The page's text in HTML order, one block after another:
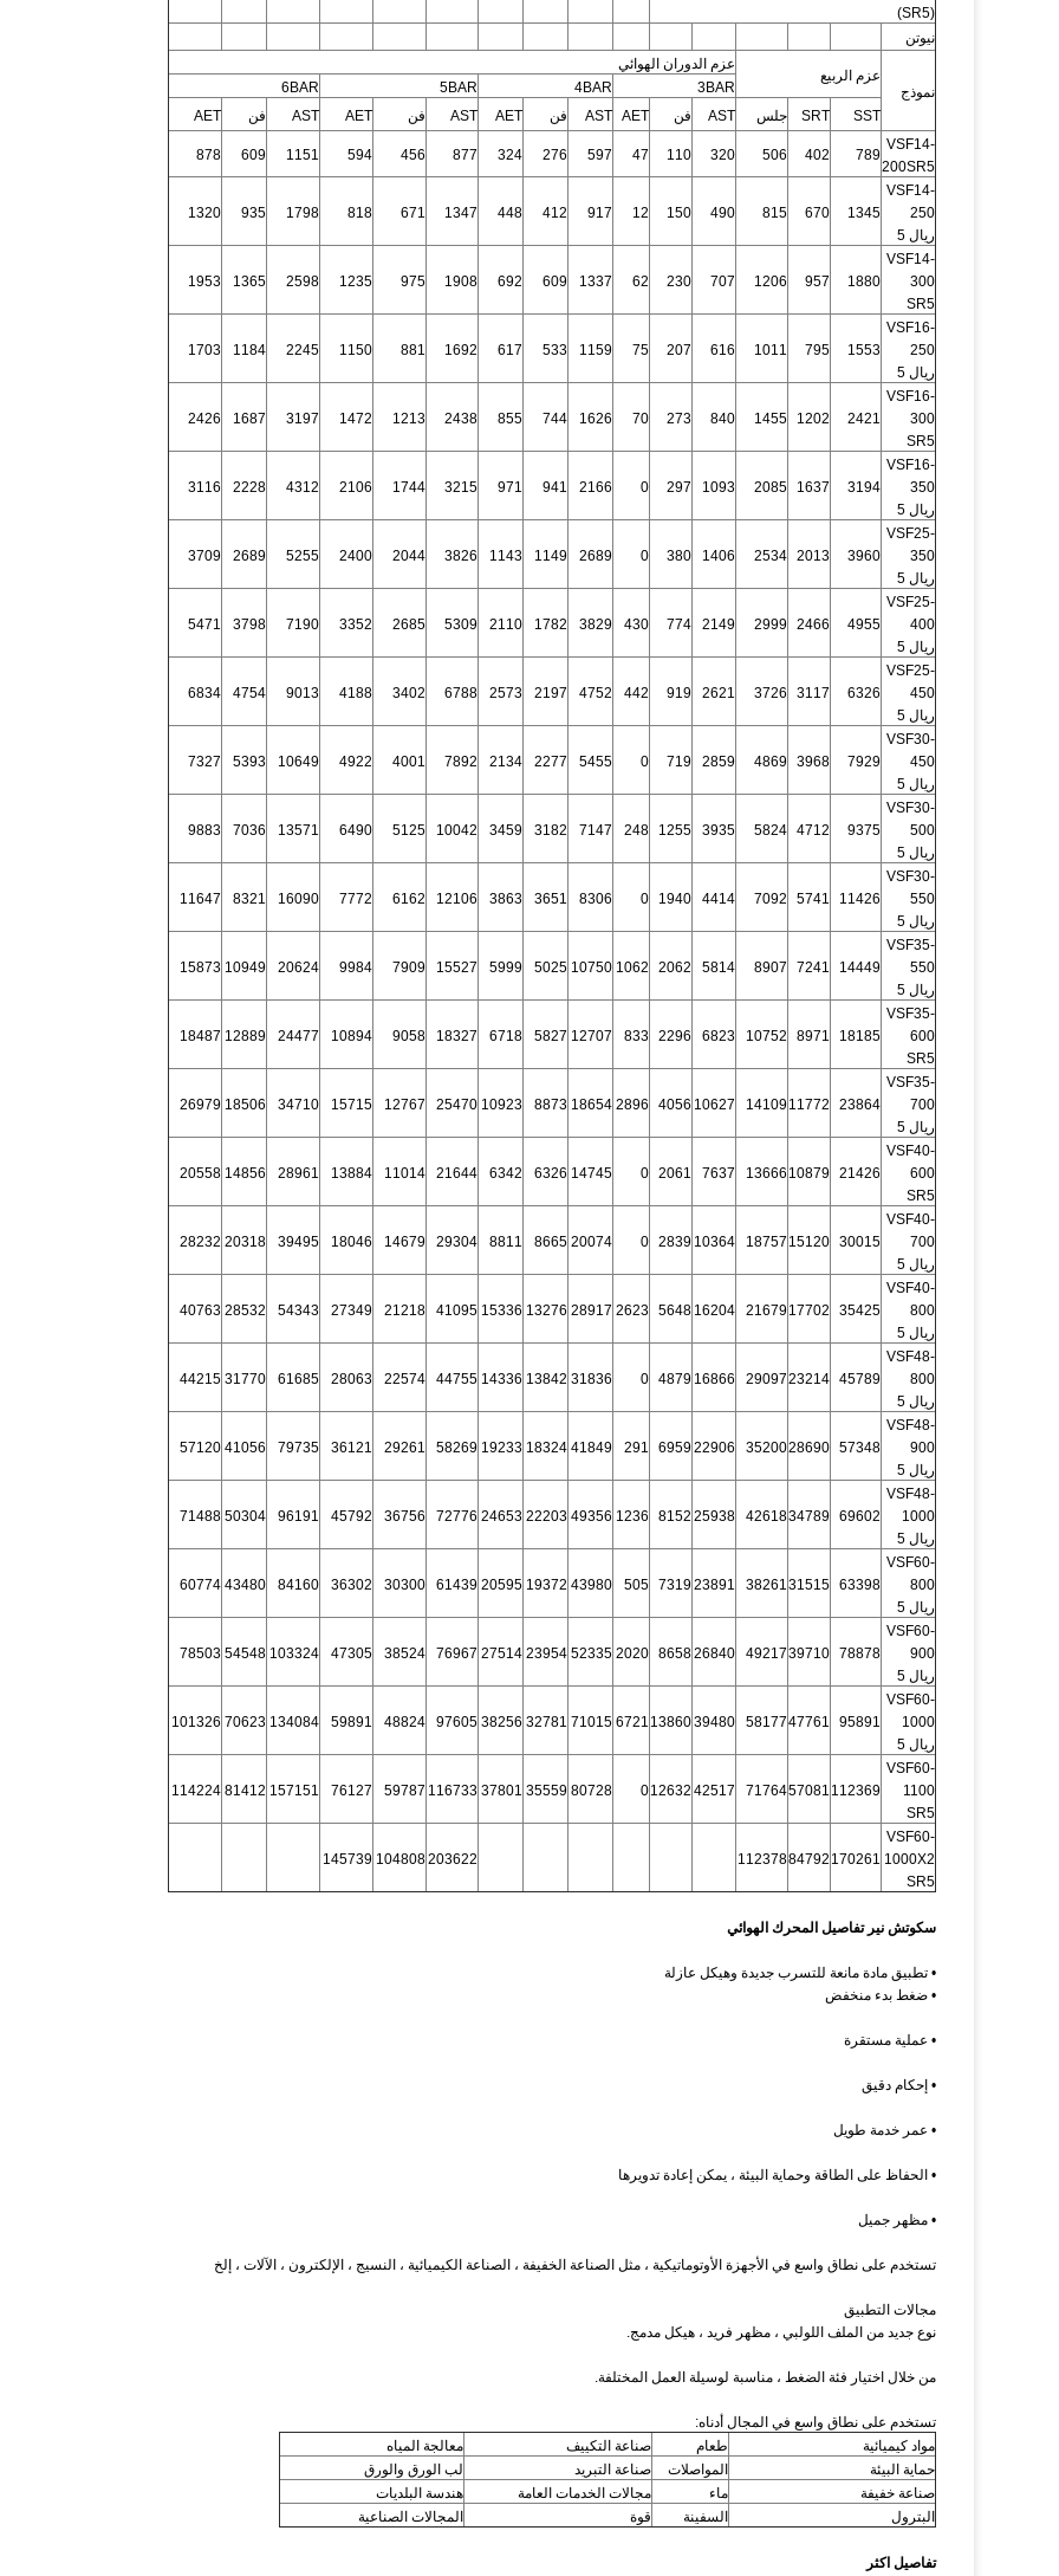
(SR5)
نيوتن
نموذج
عزم الربيع
عزم الدوران الهوائي
3BAR
4BAR
5BAR
6BAR
SST
SRT جلس AST فن AET
AST فن AET
AST فن AET
AST فن
AET
VSF14-
200SR5
789
402
506
320
110
47
597
276
324
877
456
594
1151
609
878
VSF14-
250
ريال 5
1345
670
815
490
150
12
917
412
448
1347
671
818
1798
935
1320
VSF14-
300
SR5
1880
957
1206
707
230
62
1337
609
692
1908
975
1235
2598
1365
1953
VSF16-
250
ريال 5
1553
795
1011
616
207
75
1159
533
617
1692
881
1150
2245
1184
1703
VSF16-
300
SR5
2421
1202
1455
840
273
70
1626
744
855
2438
1213
1472
3197
1687
2426
VSF16-
350
ريال 5
3194
1637
2085
1093
297
0
2166
941
971
3215
1744
2106
4312
2228
3116
VSF25-
350
ريال 5
3960
2013
2534
1406
380
0
2689
1149
1143
3826
2044
2400
5255
2689
3709
VSF25-
400
ريال 5
4955
2466
2999
2149
774
430
3829
1782
2110
5309
2685
3352
7190
3798
5471
VSF25-
450
ريال 5
6326
3117
3726
2621
919
442
4752
2197
2573
6788
3402
4188
9013
4754
6834
VSF30-
450
ريال 5
7929
3968
4869
2859
719
0
5455
2277
2134
7892
4001
4922
10649
5393
7327
VSF30-
500
ريال 5
9375
4712
5824
3935
1255
248
7147
3182
3459
10042
5125
6490
13571
7036
9883
VSF30-
550
ريال 5
11426
5741
7092
4414
1940
0
8306
3651
3863
12106
6162
7772
16090
8321
11647
VSF35-
550
ريال 5
14449
7241
8907
5814
2062
1062
10750
5025
5999
15527
7909
9984
20624
10949
15873
VSF35-
600
SR5
18185
8971
10752
6823
2296
833
12707
5827
6718
18327
9058
10894
24477
12889
18487
VSF35-
700
ريال 5
23864
11772
14109
10627
4056
2896
18654
8873
10923
25470
12767
15715
34710
18506
26979
VSF40-
600
SR5
21426
10879
13666
7637
2061
0
14745
6326
6342
21644
11014
13884
28961
14856
20558
VSF40-
700
ريال 5
30015
15120
18757
10364
2839
0
20074
8665
8811
29304
14679
18046
39495
20318
28232
VSF40-
800
ريال 5
35425
17702
21679
16204
5648
2623
28917
13276
15336
41095
21218
27349
54343
28532
40763
VSF48-
800
ريال 5
45789
23214
29097
16866
4879
0
31836
13842
14336
44755
22574
28063
61685
31770
44215
VSF48-
900
ريال 5
57348
28690
35200
22906
6959
291
41849
18324
19233
58269
29261
36121
79735
41056
57120
VSF48-
1000
ريال 5
69602
34789
42618
25938
8152
1236
49356
22203
24653
72776
36756
45792
96191
50304
71488
VSF60-
800
ريال 5
63398
31515
38261
23891
7319
505
43980
19372
20595
61439
30300
36302
84160
43480
60774
VSF60-
900
ريال 5
78878
39710
49217
26840
8658
2020
52335
23954
27514
76967
38524
47305
103324
54548
78503
VSF60-
1000
ريال 5
95891
47761
58177
39480
13860
6721
71015
32781
38256
97605
48824
59891
134084
70623
101326
VSF60-
1100
SR5
112369
57081
71764
42517
12632
0
80728
35559
37801
116733
59787
76127
157151
81412
114224
VSF60-
1000X2
SR5
170261
84792
112378
203622
104808
145739
سكوتش نير تفاصيل المحرك الهوائي
• تطبيق مادة مانعة للتسرب جديدة وهيكل عازلة
• ضغط بدء منخفض
• عملية مستقرة
• إحكام دقيق
• عمر خدمة طويل
• الحفاظ على الطاقة وحماية البيئة ، يمكن إعادة تدويرها
• مظهر جميل
تستخدم على نطاق واسع في الأجهزة الأوتوماتيكية ، مثل الصناعة الخفيفة ، الصناعة الكيميائية ، النسيج ، الإلكترون ، الآلات ، إلخ
مجالات التطبيق
نوع جديد من الملف اللولبي ، مظهر فريد ، هيكل مدمج.
من خلال اختيار فئة الضغط ، مناسبة لوسيلة العمل المختلفة.
تستخدم على نطاق واسع في المجال أدناه:
مواد كيميائية
طعام صناعة التكييف
معالجة المياه
حماية البيئة
المواصلات صناعة التبريد
لب الورق والورق
صناعة خفيفة
ماء مجالات الخدمات العامة
هندسة البلديات
البترول
السفينة قوة المجالات الصناعية
تفاصيل اكثر